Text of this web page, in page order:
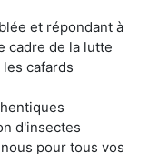
et répondant à
cadre de la lutte
cafards
d'insectes
pour tous vos